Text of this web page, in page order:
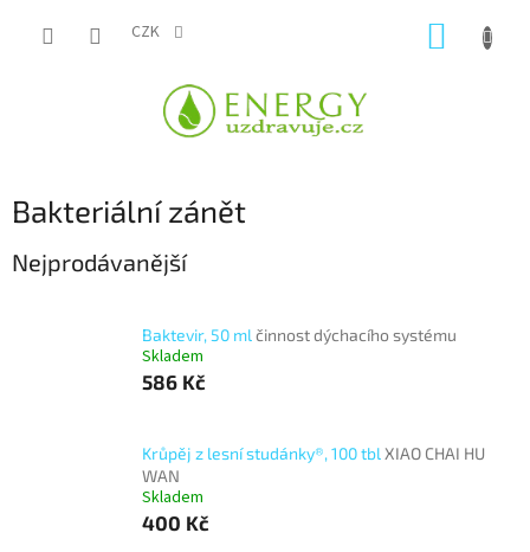
CZK
Bakteriální zánět
Nejprodávanější
Baktevir, 50 ml činnost dýchacího systému
Skladem
586 Kč
Krůpěj z lesní studánky®, 100 tbl XIAO CHAI HU
WAN
Skladem
400 Kč